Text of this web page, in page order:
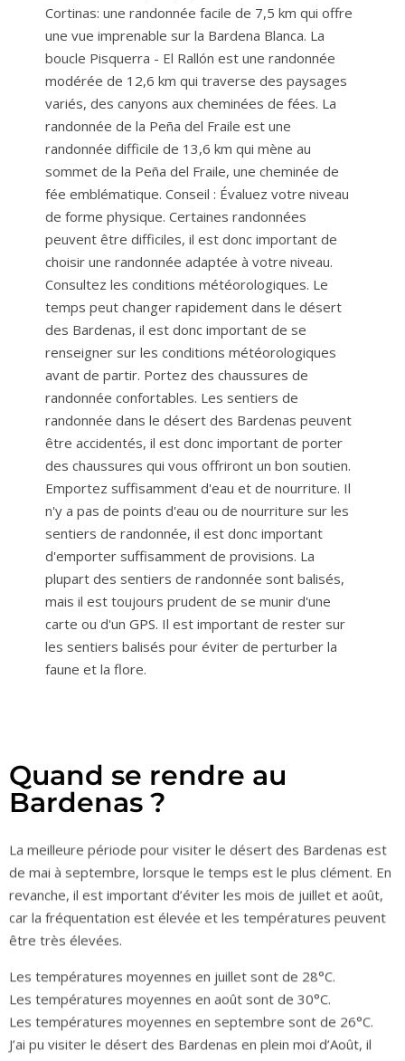
Cortinas: une randonnée facile de 7,5 km qui offre
une vue imprenable sur la Bardena Blanca. La
boucle Pisquerra - El Rallón est une randonnée
modérée de 12,6 km qui traverse des paysages
variés, des canyons aux cheminées de fées. La
randonnée de la Peña del Fraile est une
randonnée difficile de 13,6 km qui mène au
sommet de la Peña del Fraile, une cheminée de
fée emblématique. Conseil : Évaluez votre niveau
de forme physique. Certaines randonnées
peuvent être difficiles, il est donc important de
choisir une randonnée adaptée à votre niveau.
Consultez les conditions météorologiques. Le
temps peut changer rapidement dans le désert
des Bardenas, il est donc important de se
renseigner sur les conditions météorologiques
avant de partir. Portez des chaussures de
randonnée confortables. Les sentiers de
randonnée dans le désert des Bardenas peuvent
être accidentés, il est donc important de porter
des chaussures qui vous offriront un bon soutien.
Emportez suffisamment d'eau et de nourriture. Il
n'y a pas de points d'eau ou de nourriture sur les
sentiers de randonnée, il est donc important
d'emporter suffisamment de provisions. La
plupart des sentiers de randonnée sont balisés,
mais il est toujours prudent de se munir d'une
carte ou d'un GPS. Il est important de rester sur
les sentiers balisés pour éviter de perturber la
faune et la flore.
Quand se rendre au
Bardenas ?
La meilleure période pour visiter le désert des Bardenas est
de mai à septembre, lorsque le temps est le plus clément. En
revanche, il est important d’éviter les mois de juillet et août,
car la fréquentation est élevée et les températures peuvent
être très élevées.
Les températures moyennes en juillet sont de 28°C.
Les températures moyennes en août sont de 30°C.
Les températures moyennes en septembre sont de 26°C.
J’ai pu visiter le désert des Bardenas en plein moi d’Août, il